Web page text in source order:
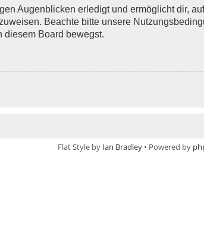
Augenblicken erledigt und ermöglicht dir,
Beachte bitte unsere
diesem Board bewegst.
Flat Style by Ian Bradley • Powered by